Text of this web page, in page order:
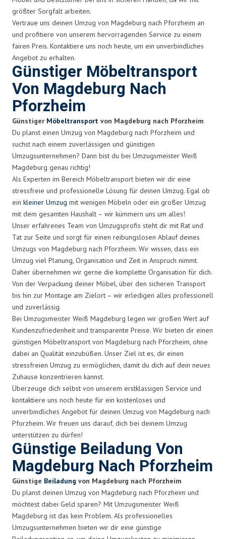
größter Sorgfalt arbeiten.
Vertraue uns deinen Umzug von Magdeburg nach Pforzheim an
und profitiere von unserem hervorragenden Service zu einem
fairen Preis. Kontaktiere uns noch heute, um ein unverbindliches
Angebot zu erhalten.
Günstiger Möbeltransport
Von Magdeburg Nach
Pforzheim
Günstiger Möbeltransport von Magdeburg nach Pforzheim
Du planst einen Umzug von Magdeburg nach Pforzheim und
suchst nach einem zuverlässigen und günstigen
Umzugsunternehmen? Dann bist du bei Umzugsmeister Weiß
Magdeburg genau richtig!
Als Experten im Bereich Möbeltransport bieten wir dir eine
stressfreie und professionelle Lösung für deinen Umzug. Egal ob
ein kleiner Umzug mit wenigen Möbeln oder ein großer Umzug
mit dem gesamten Haushalt – wir kümmern uns um alles!
Unser erfahrenes Team von Umzugsprofis steht dir mit Rat und
Tat zur Seite und sorgt für einen reibungslosen Ablauf deines
Umzugs von Magdeburg nach Pforzheim. Wir wissen, dass ein
Umzug viel Planung, Organisation und Zeit in Anspruch nimmt.
Daher übernehmen wir gerne die komplette Organisation für dich.
Von der Verpackung deiner Möbel, über den sicheren Transport
bis hin zur Montage am Zielort – wir erledigen alles professionell
und zuverlässig.
Bei Umzugsmeister Weiß Magdeburg legen wir großen Wert auf
Kundenzufriedenheit und transparente Preise. Wir bieten dir einen
günstigen Möbeltransport von Magdeburg nach Pforzheim, ohne
dabei an Qualität einzubüßen. Unser Ziel ist es, dir einen
stressfreien Umzug zu ermöglichen, damit du dich auf dein neues
Zuhause konzentrieren kannst.
Überzeuge dich selbst von unserem erstklassigen Service und
kontaktiere uns noch heute für ein kostenloses und
unverbindliches Angebot für deinen Umzug von Magdeburg nach
Pforzheim. Wir freuen uns darauf, dich bei deinem Umzug
unterstützen zu dürfen!
Günstige Beiladung Von
Magdeburg Nach Pforzheim
Günstige Beiladung von Magdeburg nach Pforzheim
Du planst deinen Umzug von Magdeburg nach Pforzheim und
möchtest dabei Geld sparen? Mit Umzugsmeister Weiß
Magdeburg ist das kein Problem. Als professionelles
Umzugsunternehmen bieten wir dir eine günstige